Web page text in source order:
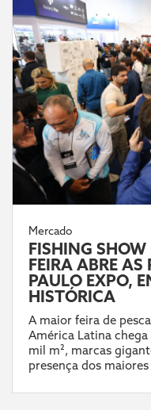
Mercado
FISHING
FEIRA ABRE
PAULO EXPO,
HISTÓRICA
A maior feira de
América Latina chega
mil m², marcas
presença dos